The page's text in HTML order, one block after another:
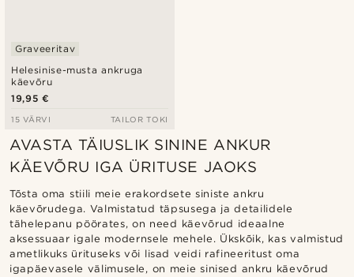
Helesinise-musta ankruga
käevõru
Graveeritav
19,95 €
15 VÄRVI TAILOR TOKI
AVASTA TÄIUSLIK SININE ANKUR
KÄEVÕRU IGA ÜRITUSE JAOKS
Tõsta oma stiili meie erakordsete siniste ankru
käevõrudega. Valmistatud täpsusega ja detailidele
tähelepanu pöörates, on need käevõrud ideaalne
aksessuaar igale modernsele mehele. Ükskõik, kas valmistud
ametlikuks ürituseks või lisad veidi rafineeritust oma
igapäevasele välimusele, on meie sinised ankru käevõrud